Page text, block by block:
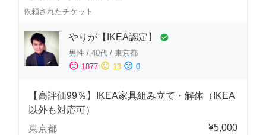
依頼されたチケット
やりが【IKEA認定】 check_circle
男性 / 40代 / 東京都
sentiment_satisfied 1877 sentiment_neutral 13 sentiment_dissatisfied 0
【高評価99％】IKEA家具組み立て・解体（IKEA
以外も対応可）
東京都
¥5,000